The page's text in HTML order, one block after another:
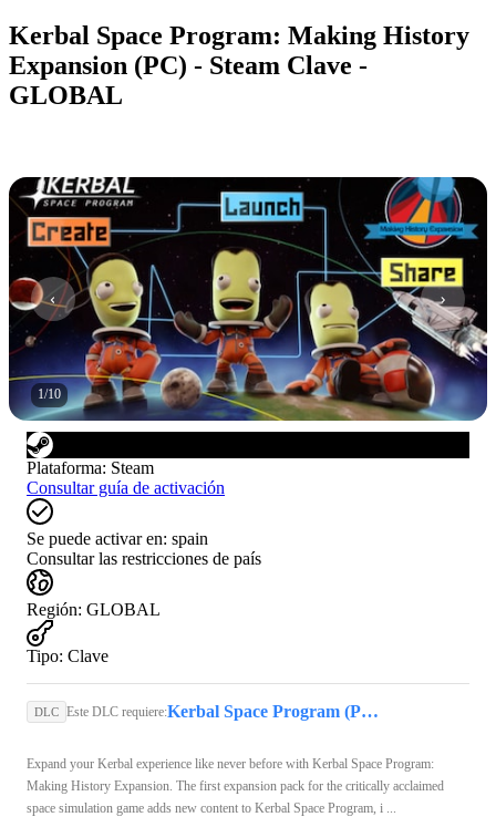
Kerbal Space Program: Making History
Expansion (PC) - Steam Clave -
GLOBAL
1/10
Plataforma: Steam
Consultar guía de activación
Se puede activar en: spain
Consultar las restricciones de país
Región: GLOBAL
Tipo: Clave
DLC Este DLC requiere: Kerbal Space Program (PC) - Steam Key - GLOBAL
Expand your Kerbal experience like never before with Kerbal Space Program:
Making History Expansion. The first expansion pack for the critically acclaimed
space simulation game adds new content to Kerbal Space Program, i ...